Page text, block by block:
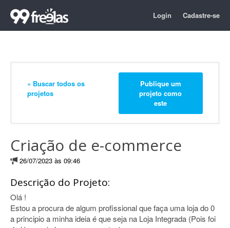
Login Cadastre-se
« Buscar todos os
projetos
Publique um
projeto como
este
Criação de e-commerce
26/07/2023 às 09:46
Descrição do Projeto:
Olá !
Estou a procura de algum profissional que faça uma loja do 0
a principio a minha ideia é que seja na Loja Integrada (Pois foi